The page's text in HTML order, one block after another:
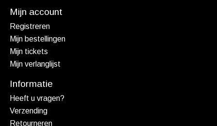
Mijn account
Registreren
Mijn bestellingen
Mijn tickets
Mijn verlanglijst
Informatie
Heeft u vragen?
Verzending
Retourneren